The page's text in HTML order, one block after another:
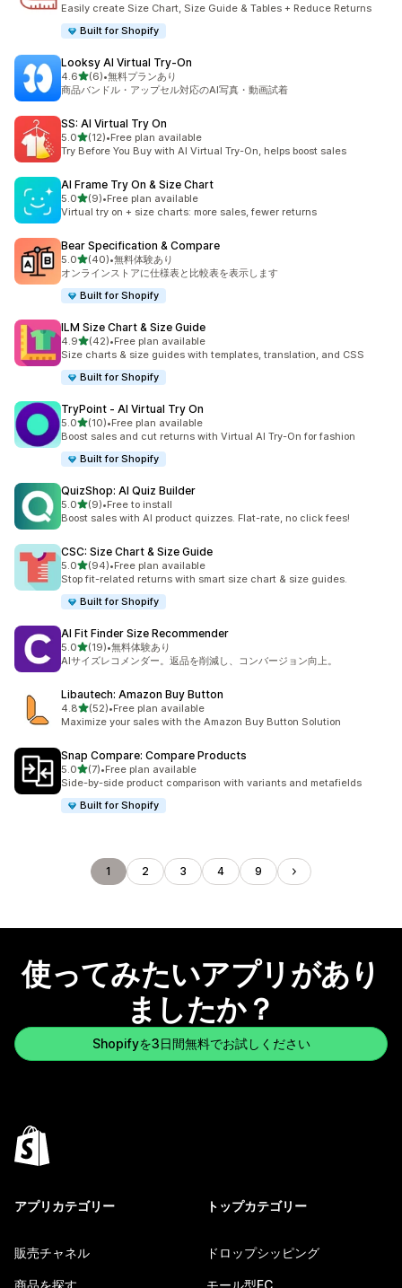
Easily create Size Chart, Size Guide & Tables + Reduce Returns
Built for Shopify
Looksy AI Virtual Try‑On
4.65つ星中
(6)
合計レビュー数：6件
•無料プランあり
商品バンドル・アップセル対応のAI写真・動画試着
SS: AI Virtual Try On
5.05つ星中
(12)
合計レビュー数：12件
•Free plan available
Try Before You Buy with AI Virtual Try-On, helps boost sales
AI Frame Try On & Size Chart
5.05つ星中
(9)
合計レビュー数：9件
•Free plan available
Virtual try on + size charts: more sales, fewer returns
Bear Specification & Compare
5.05つ星中
(40)
合計レビュー数：40件
•無料体験あり
オンラインストアに仕様表と比較表を表示します
Built for Shopify
ILM Size Chart & Size Guide
4.95つ星中
(42)
合計レビュー数：42件
•Free plan available
Size charts & size guides with templates, translation, and CSS
Built for Shopify
TryPoint ‑ AI Virtual Try On
5.05つ星中
(10)
合計レビュー数：10件
•Free plan available
Boost sales and cut returns with Virtual AI Try-On for fashion
Built for Shopify
QuizShop: AI Quiz Builder
5.05つ星中
(9)
合計レビュー数：9件
•Free to install
Boost sales with AI product quizzes. Flat-rate, no click fees!
CSC: Size Chart & Size Guide
5.05つ星中
(94)
合計レビュー数：94件
•Free plan available
Stop fit-related returns with smart size chart & size guides.
Built for Shopify
AI Fit Finder Size Recommender
5.05つ星中
(19)
合計レビュー数：19件
•無料体験あり
AIサイズレコメンダー。返品を削減し、コンバージョン向上。
Libautech: Amazon Buy Button
4.85つ星中
(52)
合計レビュー数：52件
•Free plan available
Maximize your sales with the Amazon Buy Button Solution
Snap Compare: Compare Products
5.05つ星中
(7)
合計レビュー数：7件
•Free plan available
Side-by-side product comparison with variants and metafields
Built for Shopify
1 2 3 4 9
使ってみたいアプリがあり
ましたか？
Shopifyを3日間無料でお試しください
アプリカテゴリー
販売チャネル
商品を探す
トップカテゴリー
ドロップシッピング
モール型EC